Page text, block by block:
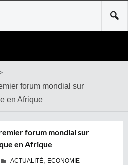
forum mondial sur
en Afrique
forum mondial sur
en Afrique
ACTUALITÉ, ECONOMIE